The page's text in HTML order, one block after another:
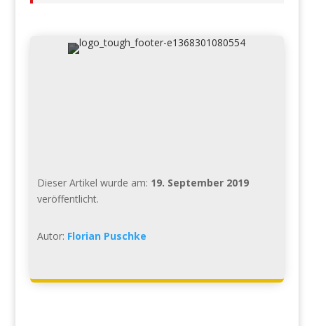
Dieser Artikel wurde am: 19. September 2019
veröffentlicht.
Autor: Florian Puschke